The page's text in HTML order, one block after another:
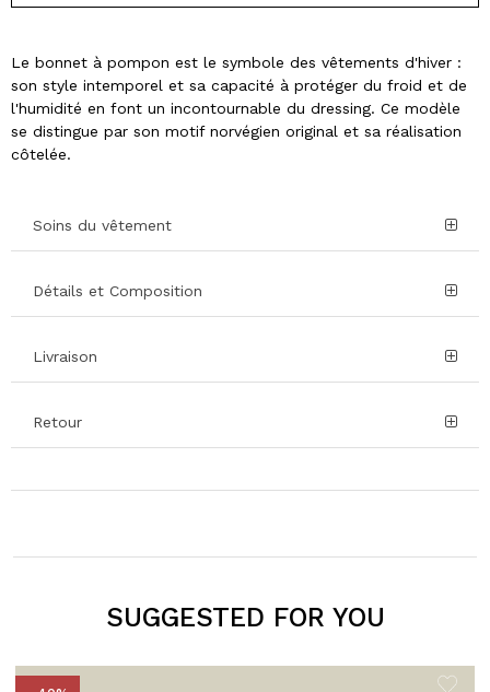
Le bonnet à pompon est le symbole des vêtements d'hiver :
son style intemporel et sa capacité à protéger du froid et de
l'humidité en font un incontournable du dressing. Ce modèle
se distingue par son motif norvégien original et sa réalisation
côtelée.
Soins du vêtement
Détails et Composition
Livraison
Retour
SUGGESTED FOR YOU